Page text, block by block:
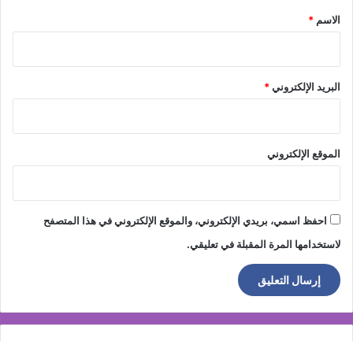
*
الاسم *
البريد الإلكتروني*
الموقع الإلكتروني
احفظ اسمي، بريدي الإلكتروني، والموقع الإلكتروني في هذا المتصفح
لاستخدامها المرة المقبلة في تعليقي.